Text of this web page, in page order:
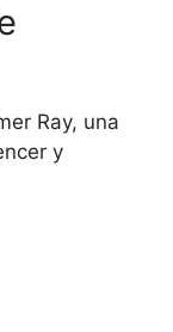
Ray, una
y